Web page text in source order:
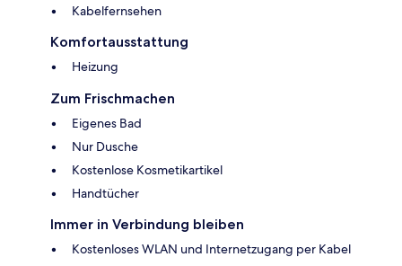
Kabelfernsehen
Komfortausstattung
Heizung
Zum Frischmachen
Eigenes Bad
Nur Dusche
Kostenlose Kosmetikartikel
Handtücher
Immer in Verbindung bleiben
Kostenloses WLAN und Internetzugang per Kabel